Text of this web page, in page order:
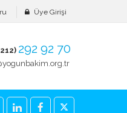
Üye Girişi
292 92 70